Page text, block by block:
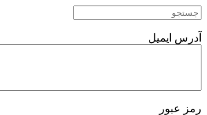
پرش
محتوا
آدرس ایمیل
رمز عبور